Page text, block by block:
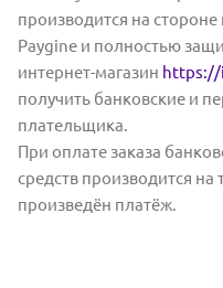
производится на
Paygine и полностью
интернет-магазин https://
получить банковские и
плательщика.
При оплате заказа
средств производится на
произведён платёж.